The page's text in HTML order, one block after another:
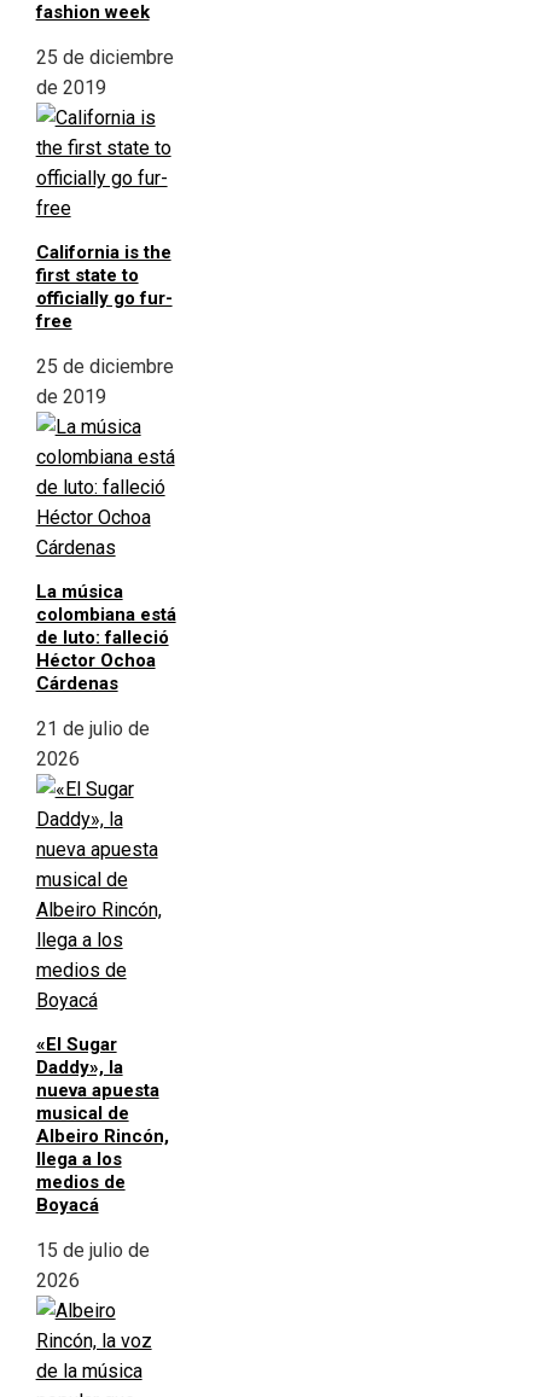
fashion week
25 de diciembre
de 2019
California is the
first state to
officially go fur-
free
25 de diciembre
de 2019
La música
colombiana está
de luto: falleció
Héctor Ochoa
Cárdenas
21 de julio de
2026
«El Sugar
Daddy», la
nueva apuesta
musical de
Albeiro Rincón,
llega a los
medios de
Boyacá
15 de julio de
2026